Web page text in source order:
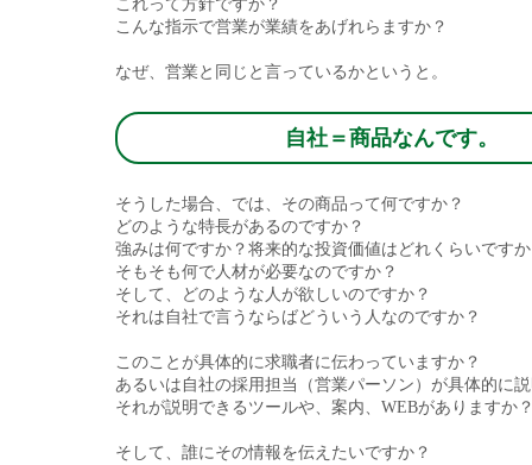
これって方針ですか？
こんな指示で営業が業績をあげれらますか？
なぜ、営業と同じと言っているかというと。
自社＝商品なんです。
そうした場合、では、その商品って何ですか？
どのような特長があるのですか？
強みは何ですか？将来的な投資価値はどれくらいです
そもそも何で人材が必要なのですか？
そして、どのような人が欲しいのですか？
それは自社で言うならばどういう人なのですか？
このことが具体的に求職者に伝わっていますか？
あるいは自社の採用担当（営業パーソン）が具体的に
それが説明できるツールや、案内、WEBがありますか
そして、誰にその情報を伝えたいですか？